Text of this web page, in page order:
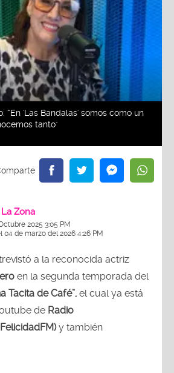
“En 'Las Bandalas' somos como un
tanto"
Zona
2025 3:05 PM
04 de marzo del 2026 4:26 PM
a la reconocida actriz
en la segunda temporada del
Tacita de Café”, el cual ya está
de Radio
y también